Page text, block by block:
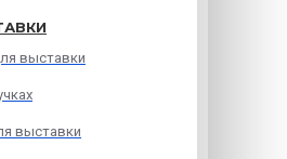
выставки
выставки